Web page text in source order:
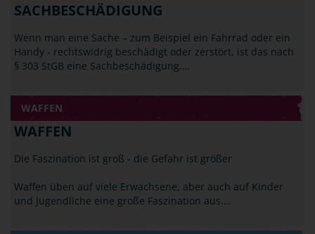
SACHBESCHÄDIGUNG
Wenn man eine Sache – zum Beispiel ein Fahrrad oder ein
Handy - rechtswidrig beschädigt oder zerstört, ist das nach
§ 303 StGB eine Sachbeschädigung.…
WAFFEN
WAFFEN
Die Faszination ist groß - die Gefahr ist größer
Waffen üben auf viele Erwachsene, aber auch auf Kinder
und Jugendliche eine große Faszination aus.…